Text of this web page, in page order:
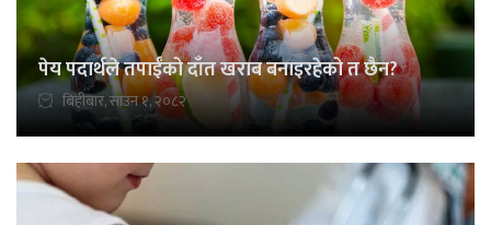
पेय पदार्थले तपाईँको दाँत खराब बनाइरहेको त छैन?
बिहीबार, साउन १, २०८२